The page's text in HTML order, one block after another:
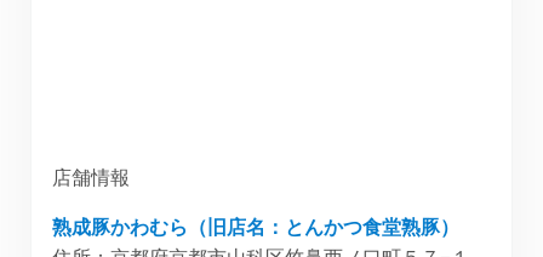
店舗情報
熟成豚かわむら（旧店名：とんかつ食堂熟豚）